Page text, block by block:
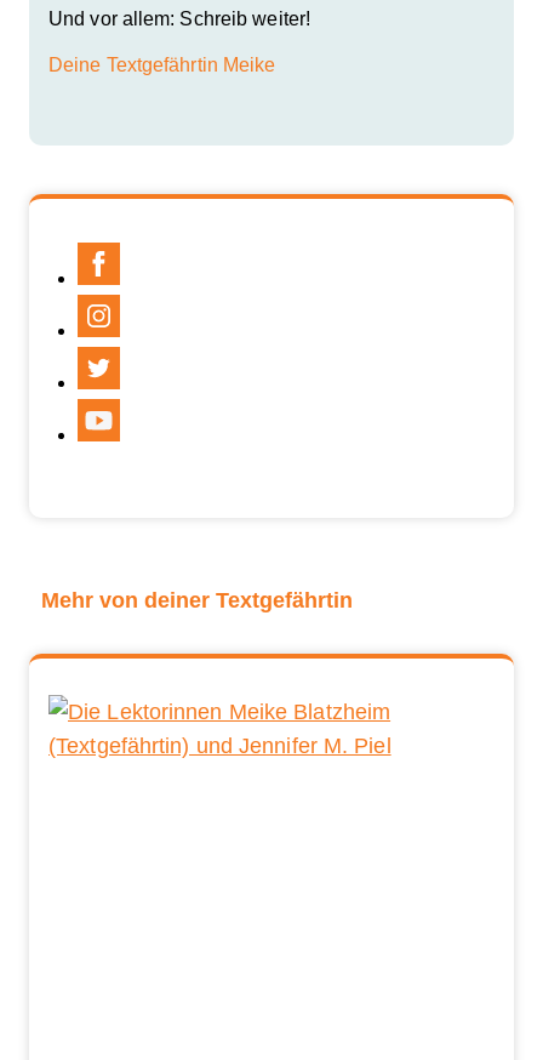
Und vor allem: Schreib weiter!
Deine Textgefährtin Meike
Mehr von deiner Textgefährtin